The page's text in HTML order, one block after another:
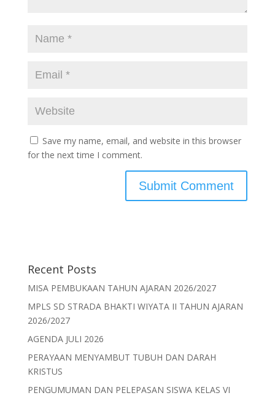
Save my name, email, and website in this browser
for the next time I comment.
Recent Posts
MISA PEMBUKAAN TAHUN AJARAN 2026/2027
MPLS SD STRADA BHAKTI WIYATA II TAHUN AJARAN
2026/2027
AGENDA JULI 2026
PERAYAAN MENYAMBUT TUBUH DAN DARAH
KRISTUS
PENGUMUMAN DAN PELEPASAN SISWA KELAS VI